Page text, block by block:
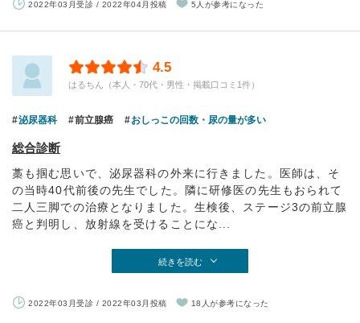
2022年03月受診 / 2022年04月投稿 5人が参考になった
4.5
はるちん（本人・70代・男性・掲載口コミ1件）
泌尿器科 前立腺癌 おしっこの回数・尿の量が多い
総合診断
藁も掴む思いで、泌尿器科の外来に行きました。医師は、そ
の当時40代前後の先生でした。隣に研修医の先生もおられて
二人三脚での治療となりました。生検後、ステージ3の前立腺
癌と判明し、放射線を受けることにな...
続きを読む
2022年03月受診 / 2022年03月投稿 18人が参考になった